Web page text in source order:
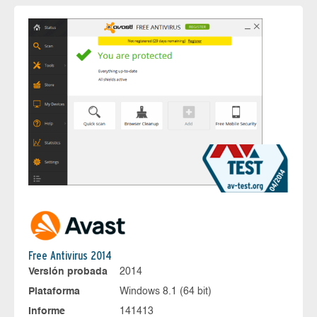
Free Antivirus 2014
Versión probada
2014
Plataforma
Windows 8.1 (64 bit)
Informe
141413